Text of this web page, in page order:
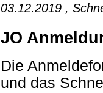
03.12.2019 ,
JO
Die
und das